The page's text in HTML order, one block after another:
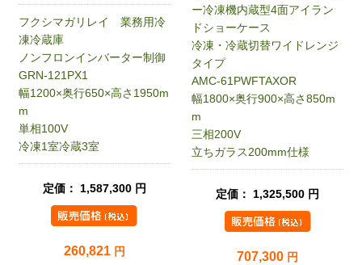
フクシマガリレイ 業務用冷
凍冷蔵庫
ノンフロンインバーター制御
GRN-121PX1
幅1200×奥行650×高さ1950m
m
単相100V
冷凍1室冷蔵3室
定価： 1,587,300 円
260,821 円
ー冷凍機内蔵型4面アイラン
ドショーケース
冷凍・冷蔵切替ワイドレンジ
タイプ
AMC-61PWFTAXOR
幅1800×奥行900×高さ850m
m
三相200V
立ちガラス200mm仕様
定価： 1,325,500 円
707,300 円